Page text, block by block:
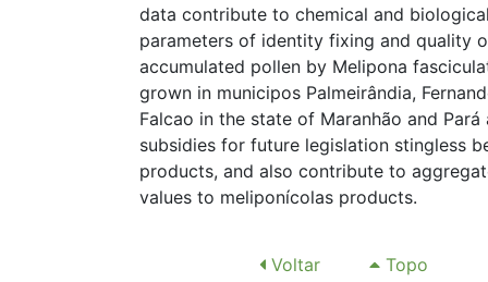
data contribute to chemical and
parameters of identity fixing and quality
accumulated pollen by Melipona
grown in municipos Palmeirândia,
Falcao in the state of Maranhão and Pará
subsidies for future legislation stingless
products, and also contribute to
values to meliponícolas products.
Voltar
Topo